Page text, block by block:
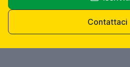
Contattaci